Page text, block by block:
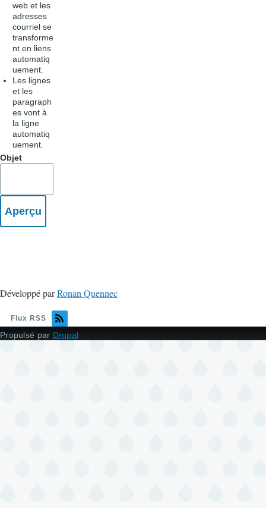
web et les
adresses
courriel se
transforme
nt en liens
automatiq
uement.
Les lignes
et les
paragraph
es vont à
la ligne
automatiq
uement.
Objet
Développé parRonan Quennec
Flux RSS
Propulsé par Drupal